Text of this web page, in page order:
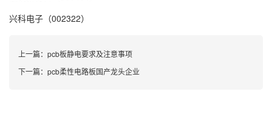
兴科电子（002322）
上一篇： pcb板静电要求及注意事项
下一篇： pcb柔性电路板国产龙头企业